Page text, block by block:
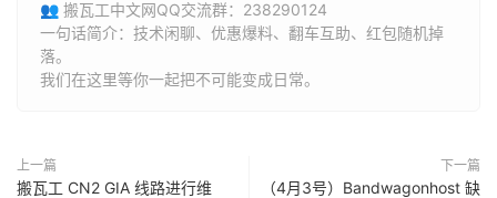
👥 搬瓦工中文网QQ交流群：238290124
一句话简介：技术闲聊、优惠爆料、翻车互助、红包随机掉
落。
我们在这里等你一起把不可能变成日常。
上一篇
搬瓦工 CN2 GIA 线路进行维
下一篇
（4月3号）Bandwagonhost 缺